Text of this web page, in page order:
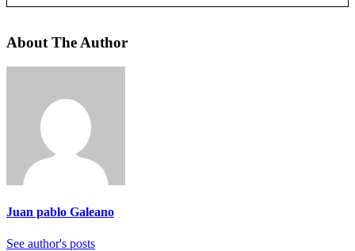
About The Author
Juan pablo Galeano
See author's posts